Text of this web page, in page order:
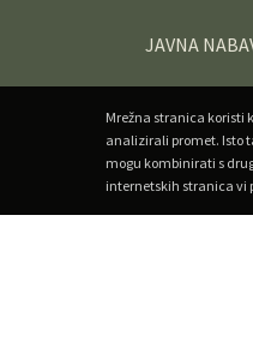
JAVNA
Mrežna stranica koristi
analizirali promet. Isto
mogu kombinirati s
internetskih stranica vi